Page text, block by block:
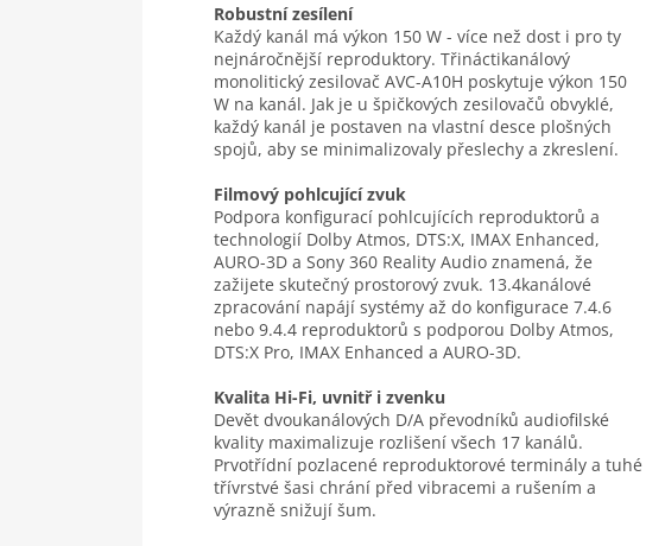
Robustní zesílení
Každý kanál má výkon 150 W - více než dost i pro ty
nejnáročnější reproduktory. Třináctikanálový
monolitický zesilovač AVC-A10H poskytuje výkon 150
W na kanál. Jak je u špičkových zesilovačů obvyklé,
každý kanál je postaven na vlastní desce plošných
spojů, aby se minimalizovaly přeslechy a zkreslení.
Filmový pohlcující zvuk
Podpora konfigurací pohlcujících reproduktorů a
technologií Dolby Atmos, DTS:X, IMAX Enhanced,
AURO-3D a Sony 360 Reality Audio znamená, že
zažijete skutečný prostorový zvuk. 13.4kanálové
zpracování napájí systémy až do konfigurace 7.4.6
nebo 9.4.4 reproduktorů s podporou Dolby Atmos,
DTS:X Pro, IMAX Enhanced a AURO-3D.
Kvalita Hi-Fi, uvnitř i zvenku
Devět dvoukanálových D/A převodníků audiofilské
kvality maximalizuje rozlišení všech 17 kanálů.
Prvotřídní pozlacené reproduktorové terminály a tuhé
třívrstvé šasi chrání před vibracemi a rušením a
výrazně snižují šum.